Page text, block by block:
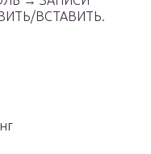
ВСТАВИТЬ.